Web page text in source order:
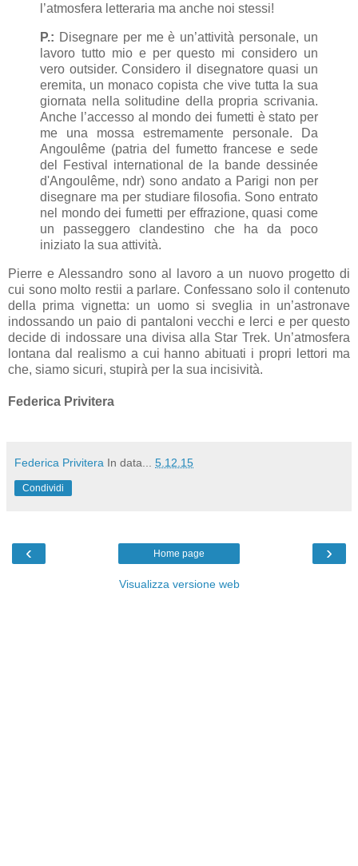
l’atmosfera letteraria ma anche noi stessi!
P.: Disegnare per me è un’attività personale, un
lavoro tutto mio e per questo mi considero un
vero outsider. Considero il disegnatore quasi un
eremita, un monaco copista che vive tutta la sua
giornata nella solitudine della propria scrivania.
Anche l’accesso al mondo dei fumetti è stato per
me una mossa estremamente personale. Da
Angoulême (patria del fumetto francese e sede
del Festival international de la bande dessinée
d'Angoulême, ndr) sono andato a Parigi non per
disegnare ma per studiare filosofia. Sono entrato
nel mondo dei fumetti per effrazione, quasi come
un passeggero clandestino che ha da poco
iniziato la sua attività.
Pierre e Alessandro sono al lavoro a un nuovo progetto di
cui sono molto restii a parlare. Confessano solo il contenuto
della prima vignetta: un uomo si sveglia in un’astronave
indossando un paio di pantaloni vecchi e lerci e per questo
decide di indossare una divisa alla Star Trek. Un’atmosfera
lontana dal realismo a cui hanno abituati i propri lettori ma
che, siamo sicuri, stupirà per la sua incisività.
Federica Privitera
Federica Privitera In data... 5.12.15
Condividi
‹ ›
Home page
Visualizza versione web